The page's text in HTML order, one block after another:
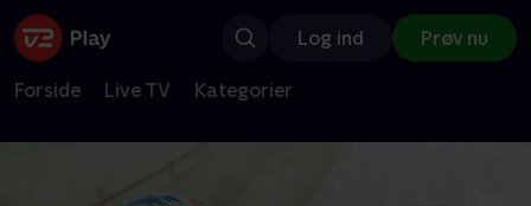
Log ind Prøv nu
Forside Live TV Kategorier